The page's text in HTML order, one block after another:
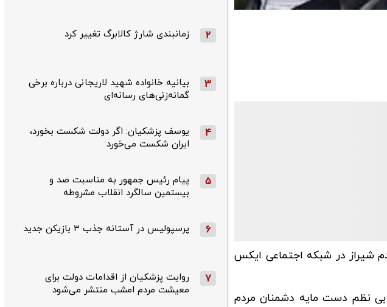
شیراز در شبکه اجتماعی ایکس
بی نظم دست مایه دشمنان مردم
2 زمانبندی شارژ کالابرگ تغییر کرد
3
بیانیه خانواده شهید لاریجانی درباره برخی
گمانه‌زنی‌های رسانه‌ای
4
یوسف پزشکیان: اگر دولت شکست بخورد،
ایران شکست می‌خورد
5
پیام رئیس جمهور به مناسبت صد و
بیستمین سالگرد انقلاب مشروطه
6 پرسپولیس در آستانه جذب ۳ بازیکن جدید
7
روایت پزشکیان از اقدامات دولت برای
معیشت مردم امشب منتشر می‌شود